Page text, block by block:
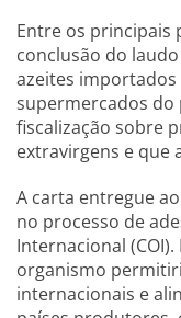
Entre os principais
conclusão do
azeites
supermercados do
fiscalização sobre
extravirgens e que
A carta entregue
no processo de
Internacional
organismo
internacionais e